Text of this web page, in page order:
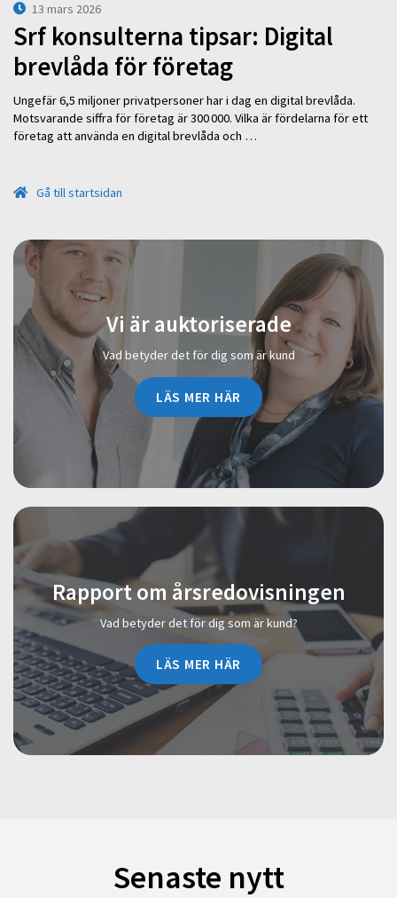
13 mars 2026
Srf konsulterna tipsar: Digital
brevlåda för företag
Ungefär 6,5 miljoner privatpersoner har i dag en digital brevlåda.
Motsvarande siffra för företag är 300 000. Vilka är fördelarna för ett
företag att använda en digital brevlåda och …
Gå till startsidan
Vi är auktoriserade
Vad betyder det för dig som är kund
LÄS MER HÄR
Rapport om årsredovisningen
Vad betyder det för dig som är kund?
LÄS MER HÄR
Senaste nytt